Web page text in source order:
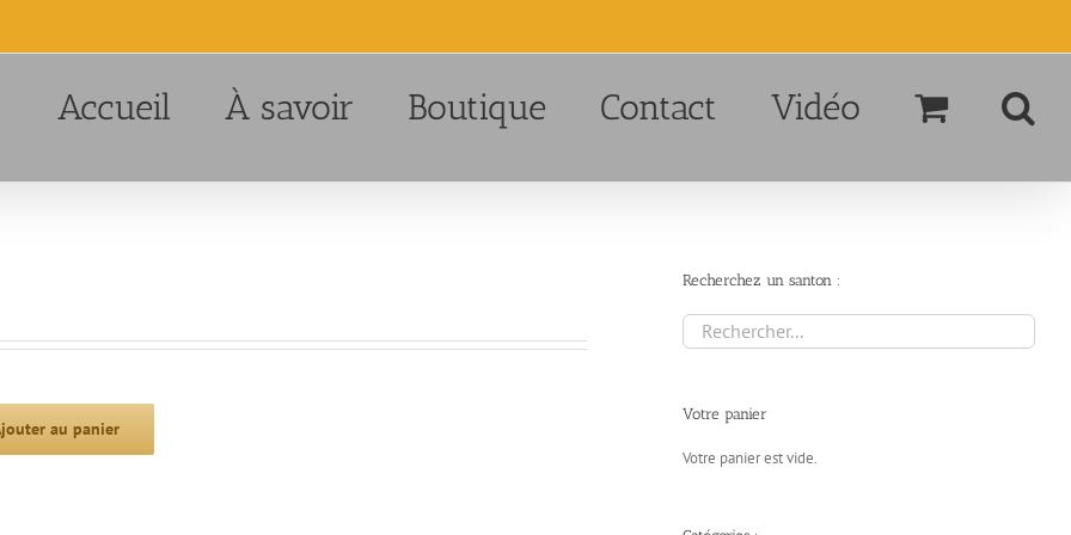
Accueil À savoir Boutique Contact Vidéo
au panier
Recherchez un santon :
Votre panier
Votre panier est vide.